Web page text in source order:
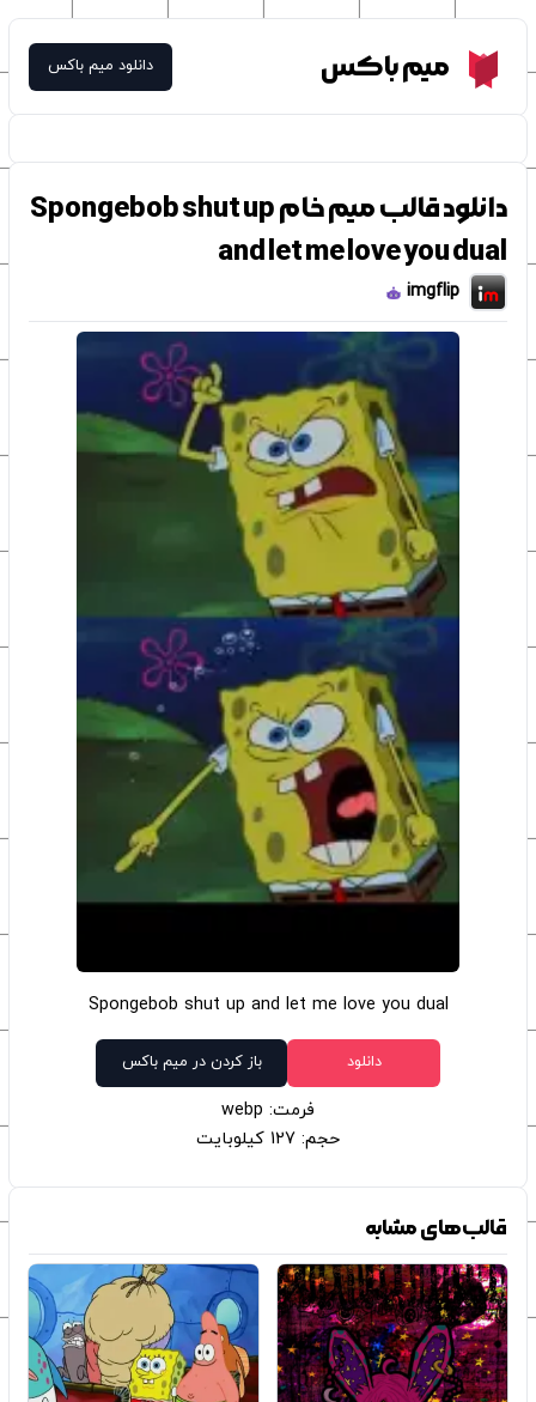
Meme Boxمیم باکس دانلود میم باکس
دانلود قالب میم خام Spongebob shut up
and let me love you dual
imgflip
Spongebob shut up and let me love you dual
دانلود باز کردن در میم باکس
فرمت: webp
حجم: 127 کیلوبایت
قالب‌های مشابه